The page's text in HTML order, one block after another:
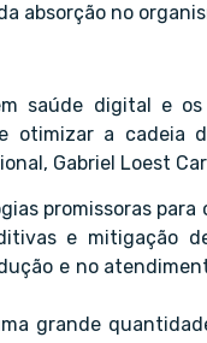
absorção no
saúde digital e
otimizar a cadeia
Gabriel Loest
promissoras
e mitigação
e no
grande